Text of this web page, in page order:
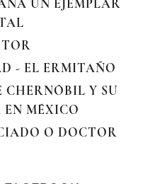
UN EJEMPLAR
- EL ERMITAÑO
CHERNÓBIL Y SU
MÉXICO
O DOCTOR